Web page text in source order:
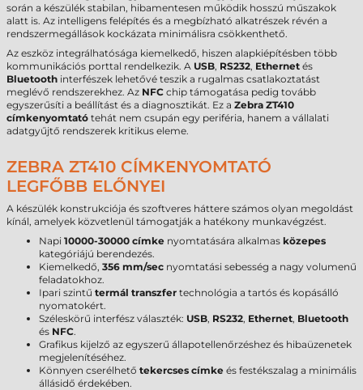
során a készülék stabilan, hibamentesen működik hosszú műszakok
alatt is. Az intelligens felépítés és a megbízható alkatrészek révén a
rendszermegállások kockázata minimálisra csökkenthető.
Az eszköz integrálhatósága kiemelkedő, hiszen alapkiépítésben több
kommunikációs porttal rendelkezik. A USB, RS232, Ethernet és
Bluetooth interfészek lehetővé teszik a rugalmas csatlakoztatást
meglévő rendszerekhez. Az NFC chip támogatása pedig tovább
egyszerűsíti a beállítást és a diagnosztikát. Ez a Zebra ZT410
címkenyomtató tehát nem csupán egy periféria, hanem a vállalati
adatgyűjtő rendszerek kritikus eleme.
ZEBRA ZT410 CÍMKENYOMTATÓ
LEGFŐBB ELŐNYEI
A készülék konstrukciója és szoftveres háttere számos olyan megoldást
kínál, amelyek közvetlenül támogatják a hatékony munkavégzést.
Napi 10000-30000 címke nyomtatására alkalmas közepes
kategóriájú berendezés.
Kiemelkedő, 356 mm/sec nyomtatási sebesség a nagy volumenű
feladatokhoz.
Ipari szintű termál transzfer technológia a tartós és kopásálló
nyomatokért.
Széleskörű interfész választék: USB, RS232, Ethernet, Bluetooth
és NFC.
Grafikus kijelző az egyszerű állapotellenőrzéshez és hibaüzenetek
megjelenítéséhez.
Könnyen cserélhető tekercses címke és festékszalag a minimális
állásidő érdekében.